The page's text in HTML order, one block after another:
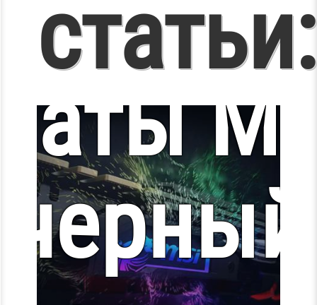
статьи:
черный